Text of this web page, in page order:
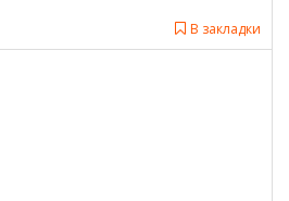
В закладки